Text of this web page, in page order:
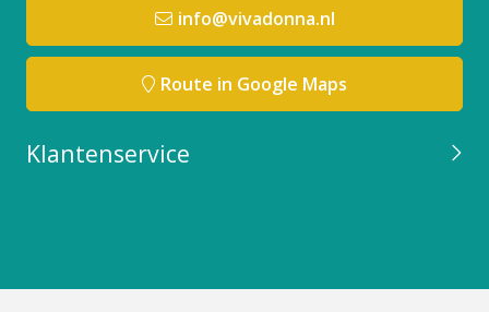
info@vivadonna.nl
Route in Google Maps
Klantenservice